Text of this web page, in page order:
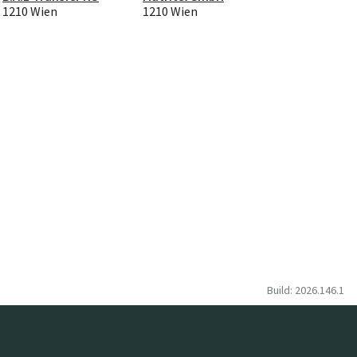
1210 Wien
1210 Wien
Build: 2026.146.1